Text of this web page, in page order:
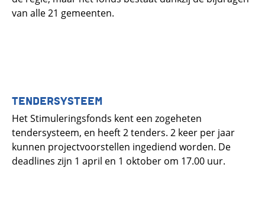
van alle 21 gemeenten.
TENDERSYSTEEM
Het Stimuleringsfonds kent een zogeheten
tendersysteem, en heeft 2 tenders. 2 keer per jaar
kunnen projectvoorstellen ingediend worden. De
deadlines zijn 1 april en 1 oktober om 17.00 uur.